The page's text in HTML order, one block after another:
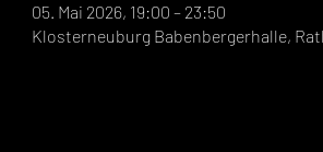
05. Mai 2026, 19:00 – 23:50
Klosterneuburg Babenbergerhalle,